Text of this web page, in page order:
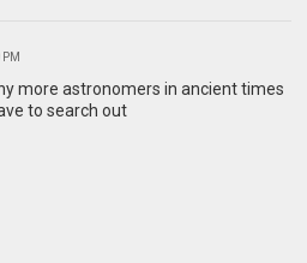
more astronomers in ancient times
to search out